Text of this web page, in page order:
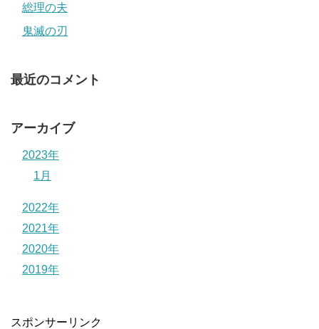
総理の夫
鬼滅の刃
最近のコメント
アーカイブ
2023年
1月
2022年
2021年
2020年
2019年
スポンサーリンク